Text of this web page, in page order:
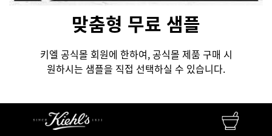
맞춤형 무료 샘플
키엘 공식몰 회원에 한하여, 공식몰 제품 구매 시
원하시는 샘플을 직접 선택하실 수 있습니다.